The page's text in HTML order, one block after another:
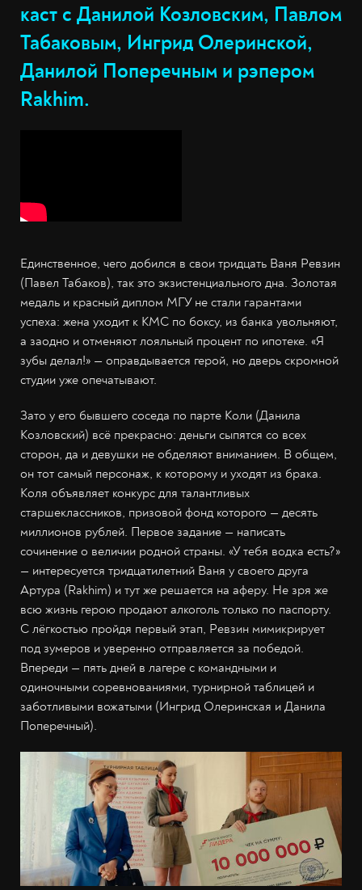
каст с Данилой Козловским, Павлом
Табаковым, Ингрид Олеринской,
Данилой Поперечным и рэпером
Rakhim.
Единственное, чего добился в свои тридцать Ваня Ревзин
(Павел Табаков), так это экзистенциального дна. Золотая
медаль и красный диплом МГУ не стали гарантами
успеха: жена уходит к КМС по боксу, из банка увольняют,
а заодно и отменяют лояльный процент по ипотеке. «Я
зубы делал!» — оправдывается герой, но дверь скромной
студии уже опечатывают.
Зато у его бывшего соседа по парте Коли (Данила
Козловский) всё прекрасно: деньги сыпятся со всех
сторон, да и девушки не обделяют вниманием. В общем,
он тот самый персонаж, к которому и уходят из брака.
Коля объявляет конкурс для талантливых
старшеклассников, призовой фонд которого — десять
миллионов рублей. Первое задание — написать
сочинение о величии родной страны. «У тебя водка есть?»
— интересуется тридцатилетний Ваня у своего друга
Артура (Rakhim) и тут же решается на аферу. Не зря же
всю жизнь герою продают алкоголь только по паспорту.
С лёгкостью пройдя первый этап, Ревзин мимикрирует
под зумеров и уверенно отправляется за победой.
Впереди — пять дней в лагере с командными и
одиночными соревнованиями, турнирной таблицей и
заботливыми вожатыми (Ингрид Олеринская и Данила
Поперечный).